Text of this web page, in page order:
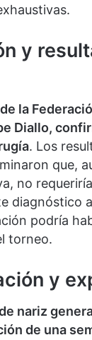
y
la
Diallo,
. Los
que,
no
diagnóstico
podría
torneo.
y
nariz
de una